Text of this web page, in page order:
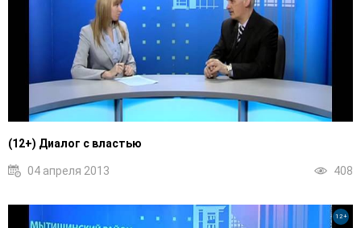
(12+) Диалог с властью
04 апреля 2013 408
12+